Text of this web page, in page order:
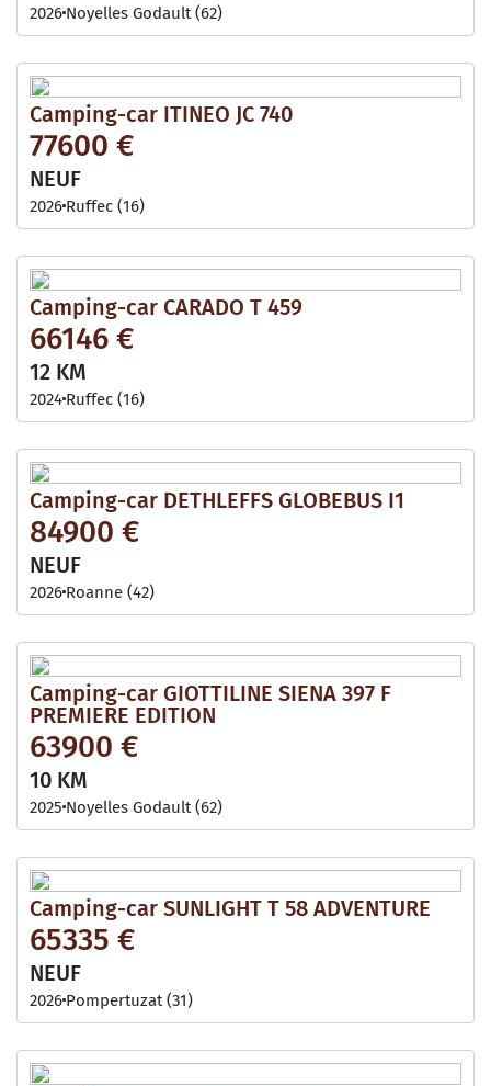
2026 Noyelles Godault (62)
Camping-car ITINEO JC 740
77600 €
NEUF
2026 Ruffec (16)
Camping-car CARADO T 459
66146 €
12 KM
2024 Ruffec (16)
Camping-car DETHLEFFS GLOBEBUS I1
84900 €
NEUF
2026 Roanne (42)
Camping-car GIOTTILINE SIENA 397 F
PREMIERE EDITION
63900 €
10 KM
2025 Noyelles Godault (62)
Camping-car SUNLIGHT T 58 ADVENTURE
65335 €
NEUF
2026 Pompertuzat (31)